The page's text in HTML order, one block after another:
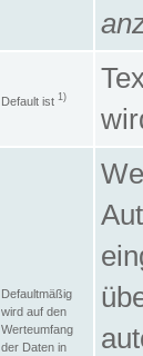
Default ist 1)
Defaultmäßig
wird auf den
Werteumfang
der Daten in